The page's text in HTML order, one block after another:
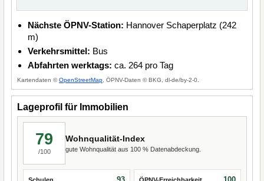
Nächste ÖPNV-Station: Hannover Schaperplatz (242
m)
Verkehrsmittel: Bus
Abfahrten werktags: ca. 264 pro Tag
Kartendaten ©OpenStreetMap , ÖPNV-Daten © BKG, dl-de/by-2-0.
Lageprofil für Immobilien
79
/100
Wohnqualität-Index
gute Wohnqualität aus 100 % Datenabdeckung.